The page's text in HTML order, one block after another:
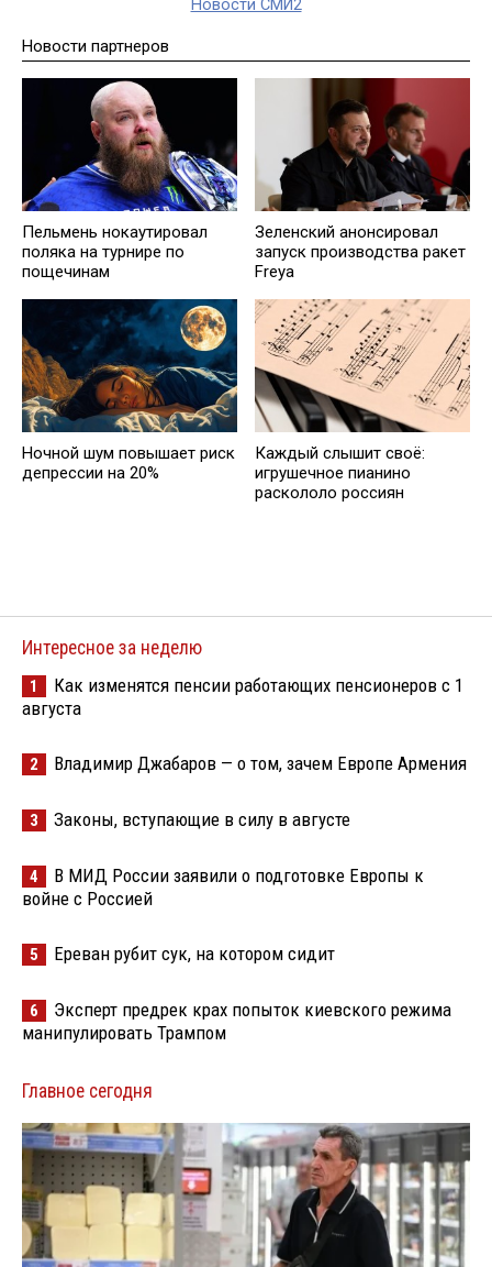
Новости СМИ2
Новости партнеров
Пельмень нокаутировал
поляка на турнире по
пощечинам
Зеленский анонсировал
запуск производства ракет
Freya
Ночной шум повышает риск
депрессии на 20%
Каждый слышит своё:
игрушечное пианино
раскололо россиян
Интересное за неделю
1
Как изменятся пенсии работающих пенсионеров с 1
августа
2 Владимир Джабаров — о том, зачем Европе Армения
3 Законы, вступающие в силу в августе
4
В МИД России заявили о подготовке Европы к
войне с Россией
5 Ереван рубит сук, на котором сидит
6
Эксперт предрек крах попыток киевского режима
манипулировать Трампом
Главное сегодня